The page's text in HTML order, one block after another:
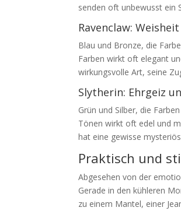
senden oft unbewusst ein
Ravenclaw:
Blau und Bronze, die
Farben wirkt oft elegant
wirkungsvolle Art, seine
Slytherin: Ehrgeiz
Grün und Silber, die
Tönen wirkt oft edel und
hat eine gewisse
Praktisch und
Abgesehen von der
Gerade in den kühleren
zu einem Mantel, einer